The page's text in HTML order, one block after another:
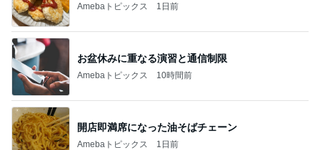
Amebaトピックス 1日前
お盆休みに重なる演習と通信制限
Amebaトピックス 10時間前
開店即満席になった油そばチェーン
Amebaトピックス 1日前